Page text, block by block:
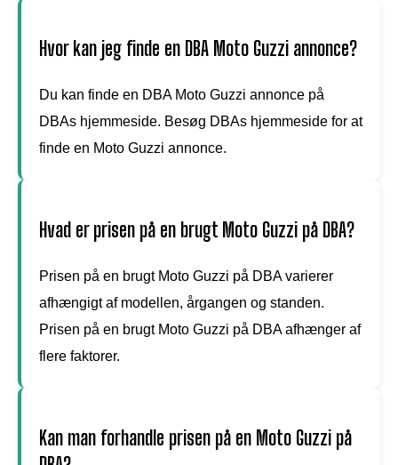
Hvor kan jeg finde en DBA Moto Guzzi annonce?
Du kan finde en DBA Moto Guzzi annonce på
DBAs hjemmeside. Besøg DBAs hjemmeside for at
finde en Moto Guzzi annonce.
Hvad er prisen på en brugt Moto Guzzi på DBA?
Prisen på en brugt Moto Guzzi på DBA varierer
afhængigt af modellen, årgangen og standen.
Prisen på en brugt Moto Guzzi på DBA afhænger af
flere faktorer.
Kan man forhandle prisen på en Moto Guzzi på